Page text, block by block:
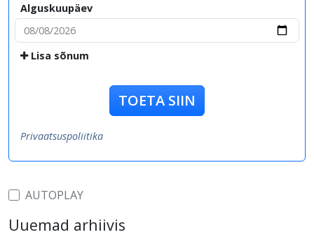
Alguskuupäev
Lisa sõnum
TOETA SIIN
Privaatsuspoliitika
AUTOPLAY
Uuemad arhiivis